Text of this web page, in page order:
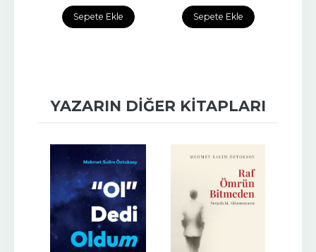
Sepete Ekle Sepete Ekle
YAZARIN DIĞER KITAPLARI